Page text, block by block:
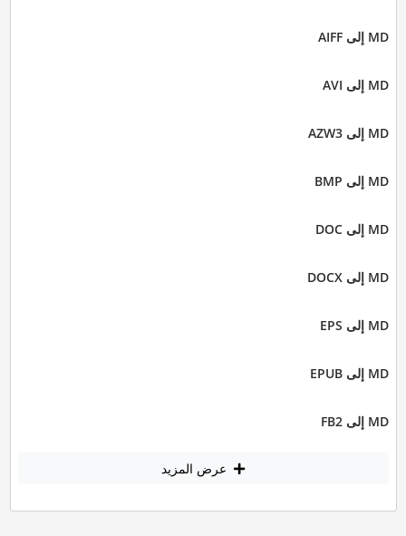
MD إلى AIFF
MD إلى AVI
MD إلى AZW3
MD إلى BMP
MD إلى DOC
MD إلى DOCX
MD إلى EPS
MD إلى EPUB
MD إلى FB2
عرض المزيد